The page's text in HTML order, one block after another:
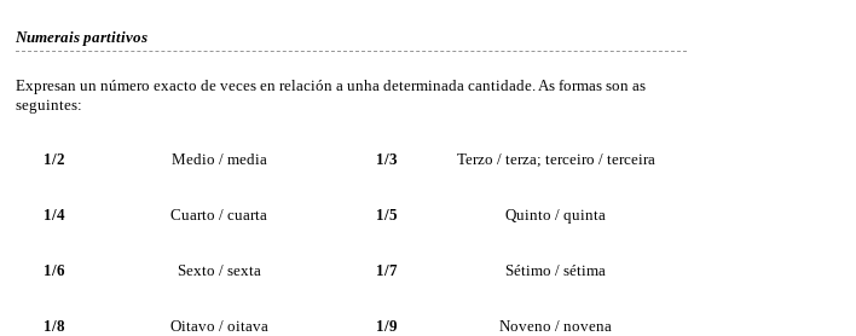
Numerais partitivos
Expresan un número exacto de veces en relación a unha determinada cantidade. As formas son as
seguintes:
1/2 Medio / media 1/3 Terzo / terza; terceiro / terceira
1/4 Cuarto / cuarta 1/5 Quinto / quinta
1/6 Sexto / sexta 1/7 Sétimo / sétima
1/8 Oitavo / oitava 1/9 Noveno / novena